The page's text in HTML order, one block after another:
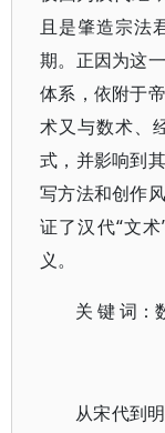
且是肇造宗法
期。正因为这
体系，依附于
术又与数术、
式，并影响到
写方法和创作
证了汉代“文
义。
关 键 词
从宋代到